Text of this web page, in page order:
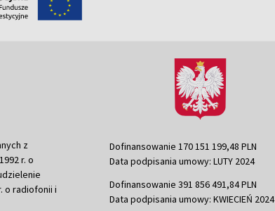
z
r. o
o radiofonii i
Dofinansowanie 170 151 199,48 PLN
Data podpisania umowy: LUTY 2024
Dofinansowanie 391 856 491,84 PLN
Data podpisania umowy: KWIECIEŃ 2024